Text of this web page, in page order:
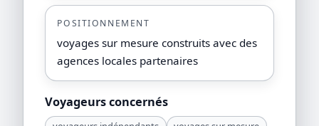
POSITIONNEMENT
voyages sur mesure construits avec des
agences locales partenaires
Voyageurs concernés